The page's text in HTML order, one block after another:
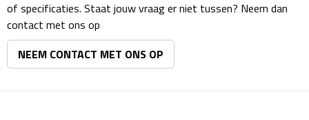
Matrozentassen
Reizen
of specificaties. Staat jouw vraag er niet tussen? Neem dan
contact met ons op
NEEM CONTACT MET ONS OP